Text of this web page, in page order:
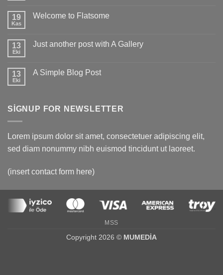
world!
19
Kas
Welcome to Flatsome
to
13
Eki
Just another post with A Gallery
another
13
Eki
A Simple Blog Post
Blog
SIGNUP FOR NEWSLETTER
Lorem ipsum dolor sit amet, consectetuer adipiscing elit,
sed diam nonummy nibh euismod tincidunt ut laoreet.
(insert contact form here)
MSS
Copyright 2026 © MUMEDİA